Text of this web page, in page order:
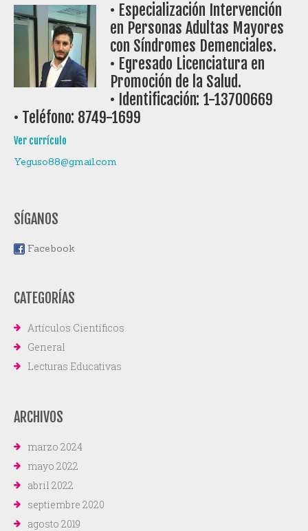
• Especialización Intervención
en Personas Adultas Mayores
con Síndromes Demenciales.
• Egresado Licenciatura en
Promoción de la Salud.
• Identificación: 1-13700669
• Teléfono: 8749-1699
Ver currículo
Yeguso88@gmail.com
SÍGANOS
Facebook
CATEGORÍAS
Artículos Científicos
General
Lecturas Educativas
ARCHIVOS
marzo 2024
mayo 2022
abril 2022
septiembre 2020
agosto 2019